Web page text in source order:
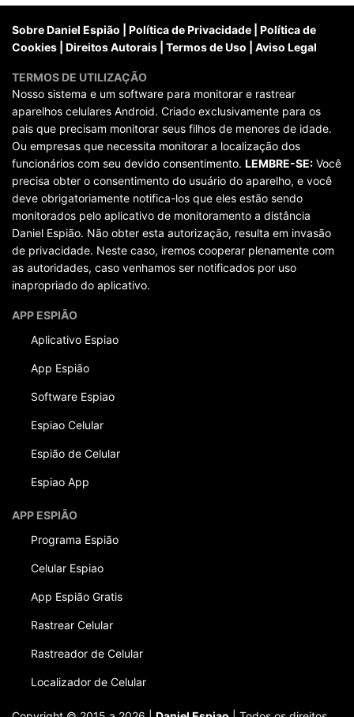
Sobre Daniel Espião Política de Privacidade
Política de
Cookies
Direitos Autorais Termos de Uso Aviso Legal
TERMOS DE UTILIZAÇÃO
Nosso sistema e um software para monitorar e rastrear
aparelhos celulares Android. Criado exclusivamente para os
pais que precisam monitorar seus filhos de menores de idade.
Ou empresas que necessita monitorar a localização dos
funcionários com seu devido consentimento. LEMBRE-SE: Você
precisa obter o consentimento do usuário do aparelho, e você
deve obrigatoriamente notifica-los que eles estão sendo
monitorados pelo aplicativo de monitoramento a distância
Daniel Espião. Não obter esta autorização, resulta em invasão
de privacidade. Neste caso, iremos cooperar plenamente com
as autoridades, caso venhamos ser notificados por uso
inapropriado do aplicativo.
APP ESPIÃO
Aplicativo Espiao
App Espião
Software Espiao
Espiao Celular
Espião de Celular
Espiao App
APP ESPIÃO
Programa Espião
Celular Espiao
App Espião Gratis
Rastrear Celular
Rastreador de Celular
Localizador de Celular